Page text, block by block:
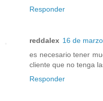
Responder
reddalex 16 de
es necesario tener
cliente que no tenga
Responder